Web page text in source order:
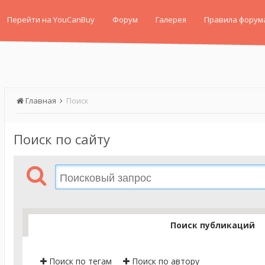
Перейти на YouCanBuy Форум Галерея Правила
Главная Поиск
Поиск по сайту
Поиск публикаций
Поиск по тегам Поиск по автору